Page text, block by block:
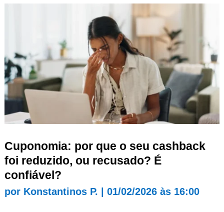
Cuponomia: por que o seu cashback
foi reduzido, ou recusado? É
confiável?
por Konstantinos P. 01/02/2026 às 16:00